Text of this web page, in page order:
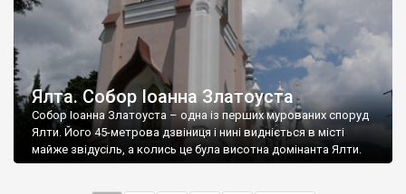
Ялта. Собор Іоанна Златоуста
Собор Іоанна Златоуста – одна із перших мурованих споруд
Ялти. Його 45-метрова дзвіниця і нині видніється в місті
майже звідусіль, а колись це була висотна домінанта Ялти.